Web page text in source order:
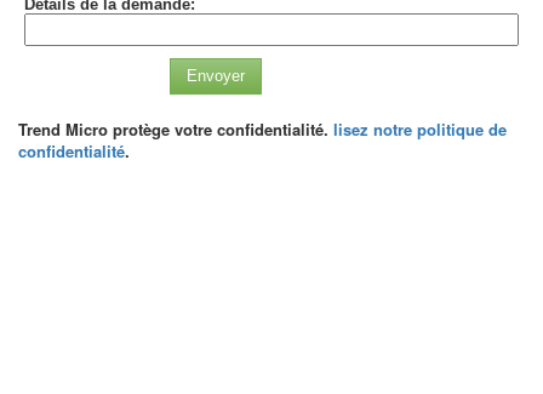
Détails de la demande:
Envoyer
Trend Micro protège votre confidentialité. lisez notre politique de
confidentialité.